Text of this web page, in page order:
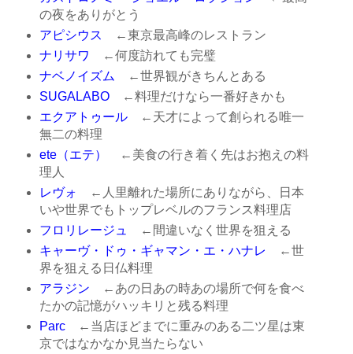
の夜をありがとう
アピシウス ←東京最高峰のレストラン
ナリサワ ←何度訪れても完璧
ナベノイズム ←世界観がきちんとある
SUGALABO←料理だけなら一番好きかも
エクアトゥール←天才によって創られる唯一
無二の料理
ete（エテ）
←美食の行き着く先はお抱えの料
理人
レヴォ ←人里離れた場所にありながら、日本
いや世界でもトップレベルのフランス料理店
フロリレージュ
←間違いなく世界を狙える
キャーヴ・ドゥ・ギャマン・エ・ハナレ ←世
界を狙える日仏料理
アラジン ←あの日あの時あの場所で何を食べ
たかの記憶がハッキリと残る料理
Parc←当店ほどまでに重みのある二ツ星は東
京ではなかなか見当たらない